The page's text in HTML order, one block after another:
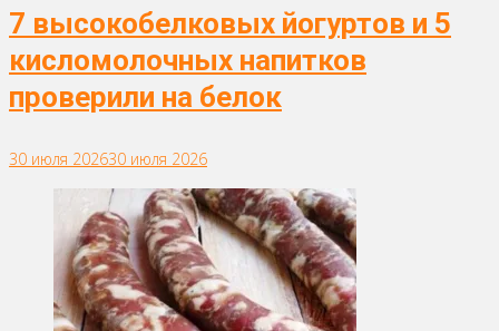
7 высокобелковых йогуртов и 5
кисломолочных напитков
проверили на белок
30 июля 202630 июля 2026